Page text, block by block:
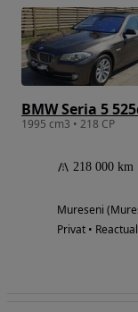
BMW Seria 5
1995 cm3 • 218 CP
218 000 km
Mureseni
Privat •